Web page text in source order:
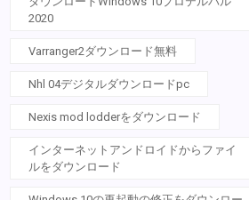
2020
Varranger2ダウンロード無料
Nhl 04デジタルダウンロードpc
Nexis mod lodderをダウンロード
インターネットアンドロイドからファイ
ルをダウンロード